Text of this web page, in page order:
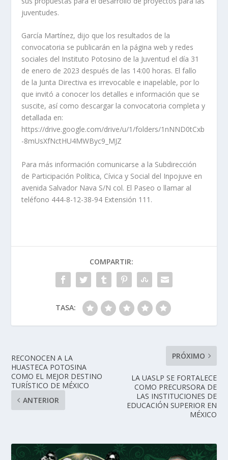
juventudes.
García Martínez, dijo que los resultados de la
convocatoria se publicarán en la página web y redes
sociales del Instituto Potosino de la Juventud el día 31
de enero de 2023 después de las 14:00 horas. El fallo
de la Junta Directiva es irrevocable e inapelable, por lo
que invitó a conocer los detalles e información que se
suscite, así como descargar la convocatoria completa y
detallada en:
https://drive.google.com/drive/u/1/folders/1nNND0tCxb
-8mUsXfNctHU4MWByc9_MJZ
Para más información comunicarse a la Subdirección
de Participación Política, Cívica y Social del Inpojuve en
avenida Salvador Nava S/N col. El Paseo o llamar al
teléfono 444-8-12-38-94 Extensión 111.
COMPARTIR:
TASA:
RECONOCEN A LA
HUASTECA POTOSINA
COMO EL MEJOR DESTINO
TURÍSTICO DE MÉXICO
ANTERIOR
PRÓXIMO
LA UASLP SE FORTALECE
COMO PRECURSORA DE
LAS INSTITUCIONES DE
EDUCACIÓN SUPERIOR EN
MÉXICO